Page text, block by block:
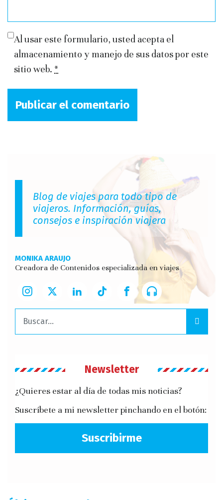
Al usar este formulario, usted acepta el
almacenamiento y manejo de sus datos por este
sitio web. *
Blog de viajes para todo tipo de
viajeros. Información, guías,
consejos e inspiración viajera
MONIKA ARAUJO
Creadora de Contenidos especializada en viajes
Buscar:
Newsletter
¿Quieres estar al día de todas mis noticias?
Suscríbete a mi newsletter pinchando en el botón:
Suscribirme